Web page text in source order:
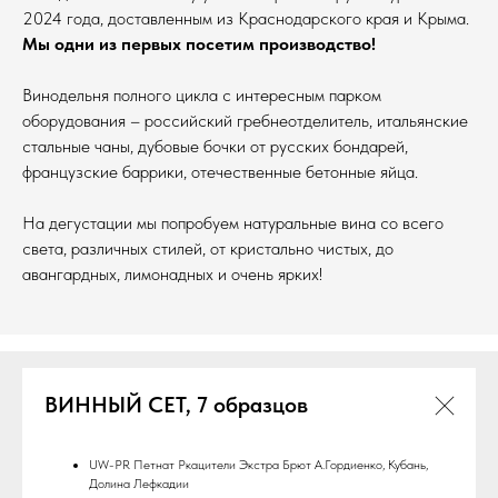
2024 года, доставленным из Краснодарского края и Крыма.
Мы одни из первых посетим производство!
Винодельня полного цикла с интересным парком
оборудования – российский гребнеотделитель, итальянские
стальные чаны, дубовые бочки от русских бондарей,
французские баррики, отечественные бетонные яйца.
На дегустации мы попробуем натуральные вина со всего
света, различных стилей, от кристально чистых, до
авангардных, лимонадных и очень ярких!
ВИННЫЙ СЕТ, 7 образцов
UW-PR Петнат Ркацители Экстра Брют А.Гордиенко, Кубань,
Долина Лефкадии